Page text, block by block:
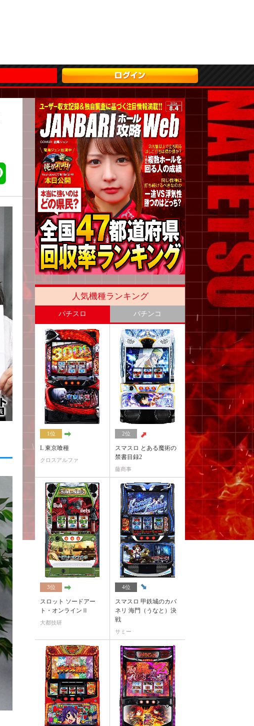
人気機種ランキング
パチスロ パチンコ
1位
L 東京喰種
クロスアルファ
2位
スマスロ とある魔術の
禁書目録2
藤商事
3位
スロット ソードアー
ト・オンラインⅡ
大都技研
4位
スマスロ 甲鉄城のカバ
ネリ 海門（うなと）決
戦
サミー